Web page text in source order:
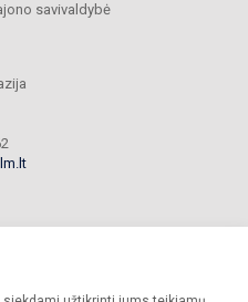
savivaldybė